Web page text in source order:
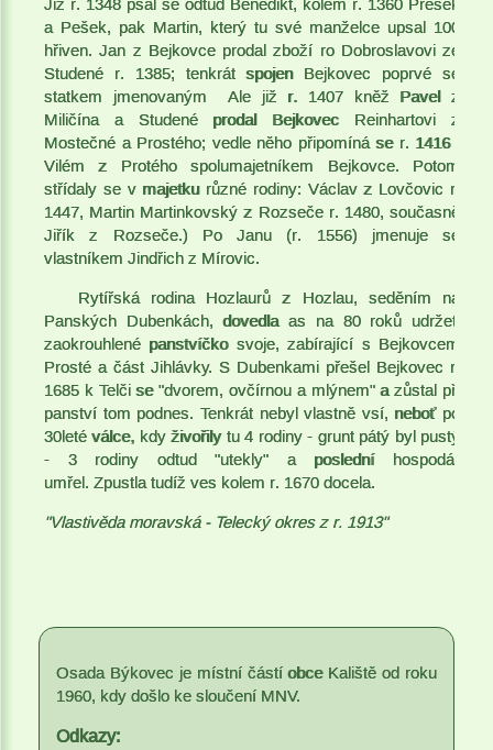
a Pešek, pak Martin, který tu své manželce upsal 100
hřiven. Jan z Bejkovce prodal zboží ro Dobroslavovi ze
Studené r. 1385; tenkrát spojen Bejkovec poprvé se
statkem jmenovaným Ale již r. 1407 kněž Pavel z
Miličína a Studené prodal Bejkovec Reinhartovi z
Mostečné a Prostého; vedle něho připomíná se r. 1416 i
Vilém z Protého spolumajetníkem Bejkovce. Potom
střídaly se v majetku různé rodiny: Václav z Lovčovic r.
1447, Martin Martinkovský z Rozseče r. 1480, současně
Jiřík z Rozseče.) Po Janu (r. 1556) jmenuje se
vlastníkem Jindřich z Mírovic.
Rytířská rodina Hozlaurů z Hozlau, seděním na
Panských Dubenkách, dovedla as na 80 roků udržeti
zaokrouhlené panstvíčko svoje, zabírající s Bejkovcem
Prosté a část Jihlávky. S Dubenkami přešel Bejkovec r.
1685 k Telči se "dvorem, ovčírnou a mlýnem" a zůstal při
panství tom podnes. Tenkrát nebyl vlastně vsí, neboť po
30leté válce, kdy živořily tu 4 rodiny - grunt pátý byl pustý
- 3 rodiny odtud "utekly" a poslední hospodář
umřel. Zpustla tudíž ves kolem r. 1670 docela.
"Vlastivěda moravská - Telecký okres z r. 1913"
Osada Býkovec je místní částí obce Kaliště od roku
1960, kdy došlo ke sloučení MNV.
Odkazy: